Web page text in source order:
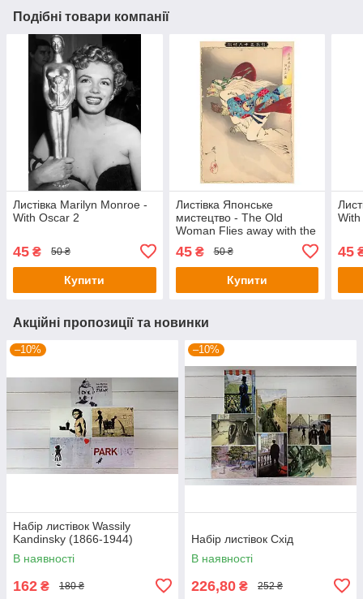
Подібні товари компанії
Листівка Marilyn Monroe -
With Oscar 2
45 ₴ 50 ₴
Купити
Листівка Японське
мистецтво - The Old
Woman Flies away with the
45₴ 50 ₴
Купити
With
45
Акційні пропозиції та новинки
–10%
Набір листівок Wassily
Kandinsky (1866-1944)
В наявності
162 ₴ 180 ₴
–10%
Набір листівок Схід
В наявності
226,80 ₴ 252 ₴